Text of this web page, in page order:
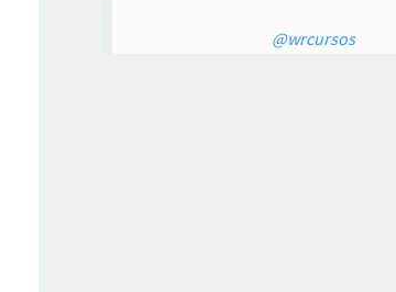
@wrcursos